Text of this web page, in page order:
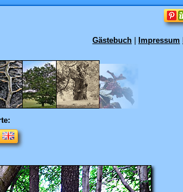
Gästebuch Impressum